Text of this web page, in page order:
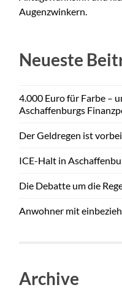
Augenzwinkern.
Neueste
4.000 Euro für Farbe –
Aschaffenburgs
Der Geldregen ist
ICE-Halt in
Die Debatte um die
Anwohner mit
Archive